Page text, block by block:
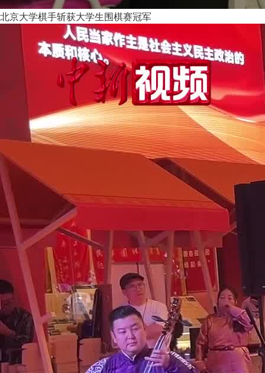
北京大学棋手斩获大学生围棋赛冠军